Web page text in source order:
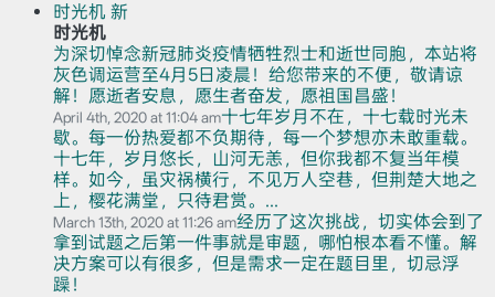
时光机 新
时光机
为深切悼念新冠肺炎疫情牺牲烈士和逝世同胞，本站将
灰色调运营至4月5日凌晨！给您带来的不便，敬请谅
解！愿逝者安息，愿生者奋发，愿祖国昌盛！
April 4th, 2020 at 11:04 am十七年岁月不在，十七载时光未
歇。每一份热爱都不负期待，每一个梦想亦未敢重载。
十七年，岁月悠长，山河无恙，但你我都不复当年模
样。如今，虽灾祸横行，不见万人空巷，但荆楚大地之
上，樱花满堂，只待君赏。...
March 13th, 2020 at 11:26 am经历了这次挑战，切实体会到了
拿到试题之后第一件事就是审题，哪怕根本看不懂。解
决方案可以有很多，但是需求一定在题目里，切忌浮
躁！